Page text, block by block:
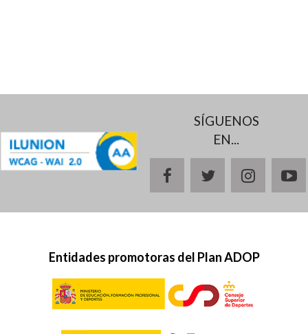
SÍGUENOS
EN...
facebooktwitter
Entidades promotoras del Plan ADOP